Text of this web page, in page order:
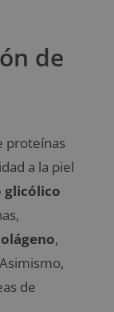
de
proteínas
a la piel
glicólico
,
de